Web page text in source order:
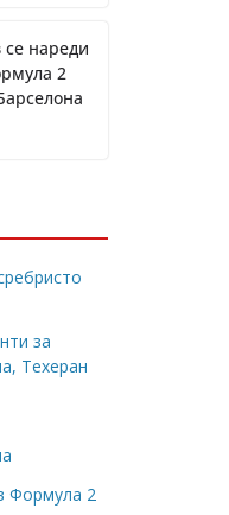
нареди
2
за
Техеран
Формула 2